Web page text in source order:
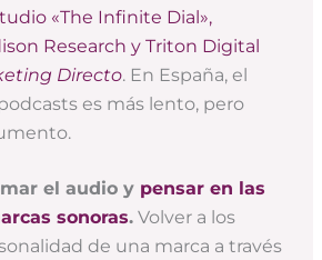
«The Infinite Dial»,
Research y Triton Digital
Directo. En España, el
es más lento, pero
el audio y pensar en las
sonoras.Volver a los
de una marca a través